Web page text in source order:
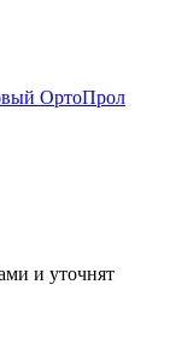
ОртоПрол
и уточнят